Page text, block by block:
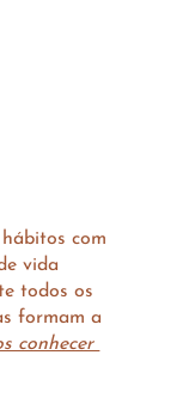
com
vida
todos os
formam a
conhecer